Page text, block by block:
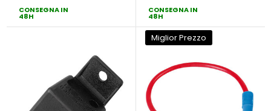
speciale
CONSEGNA IN
48H
CONSEGNA IN
48H
Miglior Prezzo